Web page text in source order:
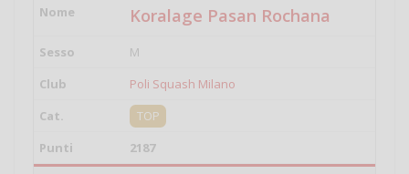
Koralage Pasan Rochana
M
Poli Squash Milano
TOP
2187